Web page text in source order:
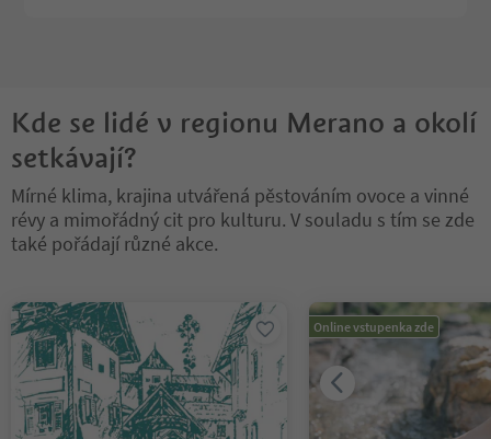
Kde se lidé v regionu Merano a okolí
setkávají?
Mírné klima, krajina utvářená pěstováním ovoce a vinné
révy a mimořádný cit pro kulturu. V souladu s tím se zde
také pořádají různé akce.
Online vstupenka zde